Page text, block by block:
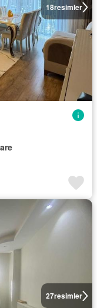
18resimler
27resimler